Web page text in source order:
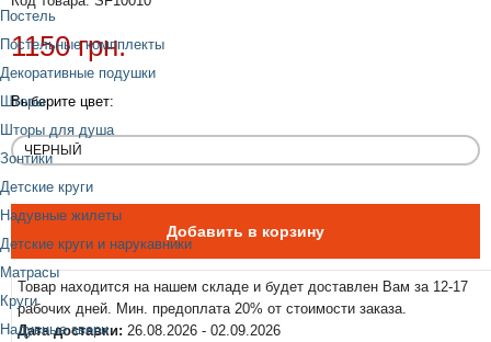
Постель
Постельные компплекты
Декоративные подушки
Шторы
Шторы для душа
Зонтики
Детские круги
Надувные жилеты
Детские круги и нарукавники
Матрасы
Круги
Надувные звери
1150 грн.
Выберите цвет:
Товар находится на нашем складе и будет доставлен Вам за 12-17
рабочих дней. Мин. предоплата 20% от стоимости заказа.
Дата доставки: 26.08.2026 - 02.09.2026